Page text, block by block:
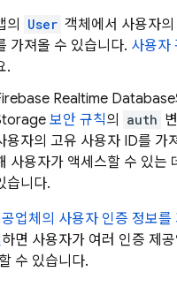
의
User 객체에서 사용자
가져올 수 있습니다. 사용자
.
Realtime Database
보안 규칙의 auth
용자의 고유 사용자 ID를 가
사용자가 액세스할 수 있는
습니다.
업체의 사용자 인증 정보를
하면 사용자가 여러 인증 제
수 있습니다.